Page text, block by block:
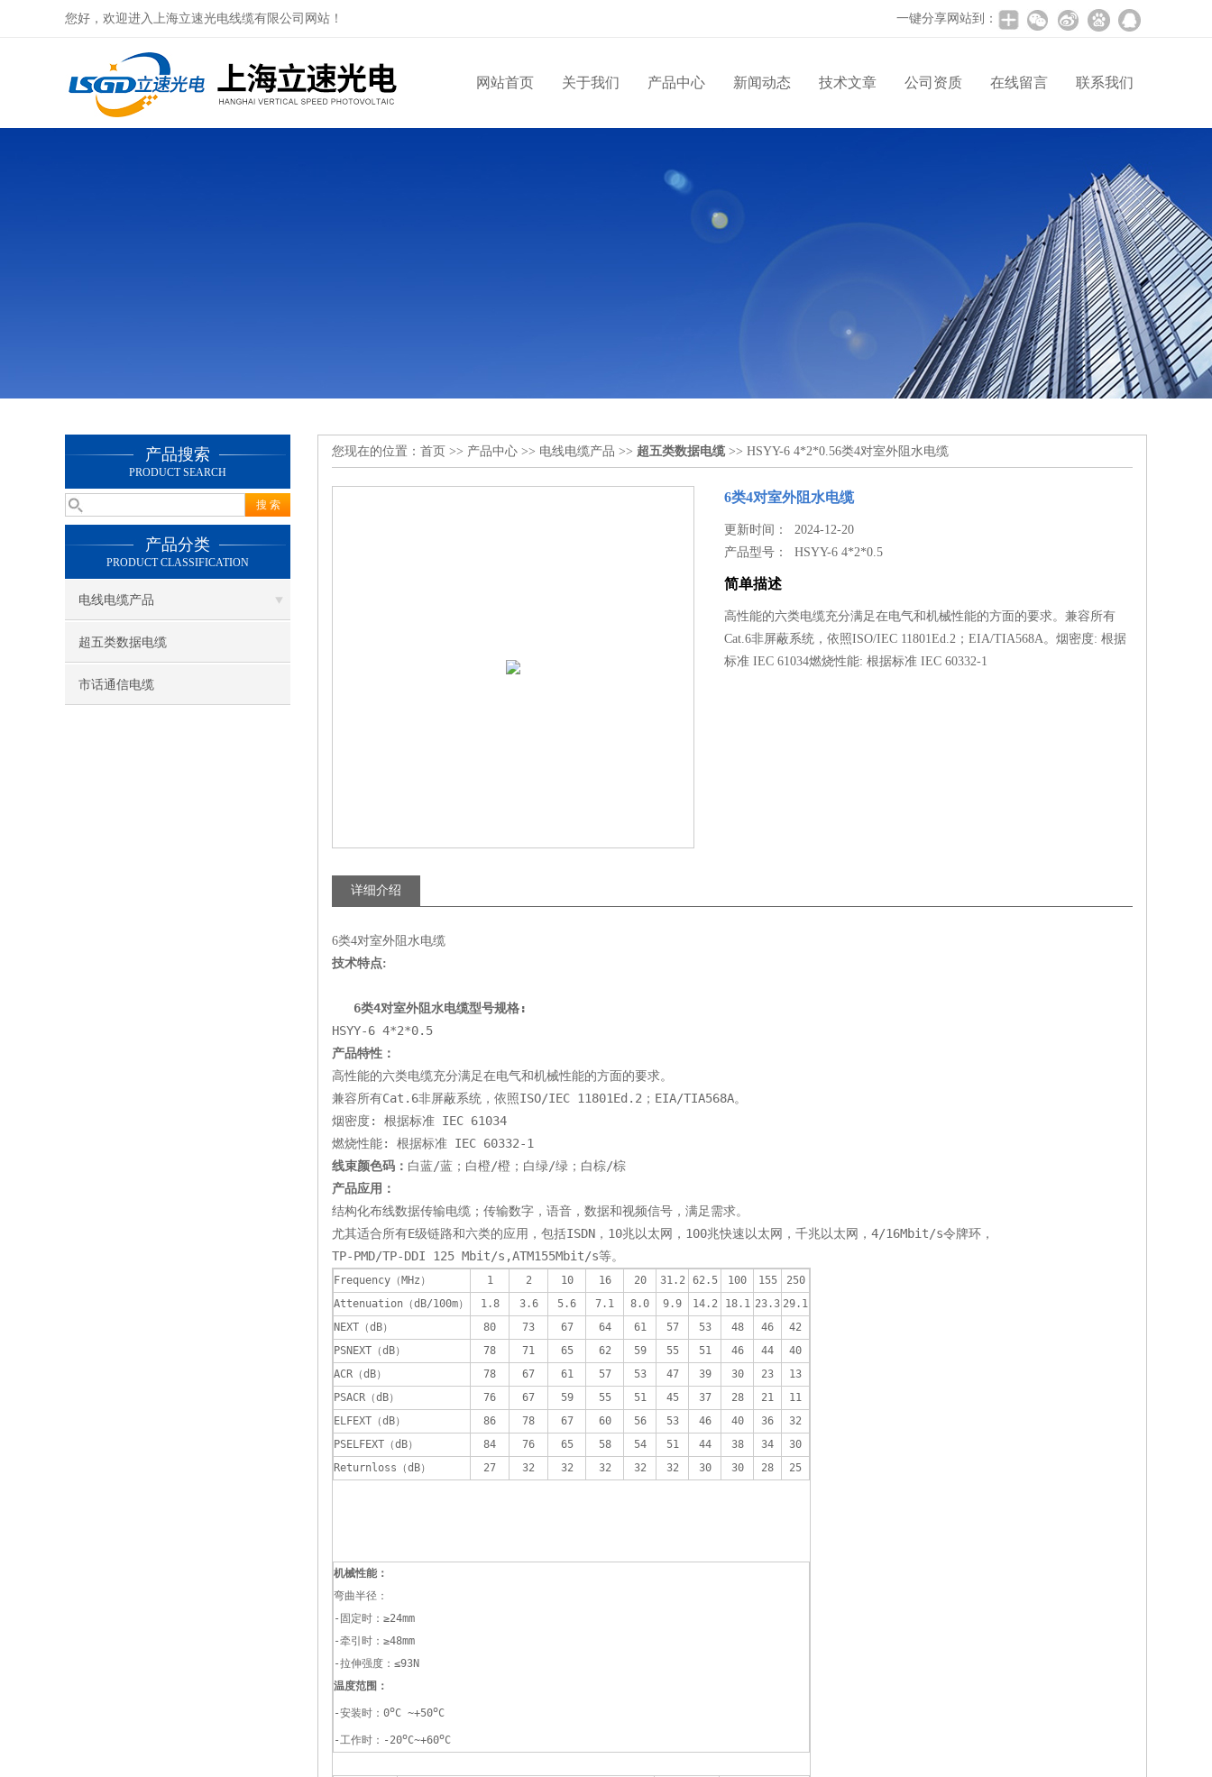
您好，欢迎进入上海立速光电线缆有限公司网站！ 一键分享网站到：
网站首页 关于我们 产品中心 新闻动态 技术文章 公司资质 在线留言 联系我们
产品搜索
PRODUCT SEARCH
产品分类
PRODUCT CLASSIFICATION
电线电缆产品
超五类数据电缆
市话通信电缆
您现在的位置： 首页 >> 产品中心 >> 电线电缆产品 >> 超五类数据电缆>> HSYY-6 4*2*0.56类4对室外阻水电缆
6类4对室外阻水电缆
更新时间： 2024-12-20
产品型号：HSYY-6 4*2*0.5
简单描述
高性能的六类电缆充分满足在电气和机械性能的方面的要求。兼容所有
Cat.6非屏蔽系统，依照ISO/IEC 11801Ed.2；EIA/TIA568A。烟密度: 根据
标准 IEC 61034燃烧性能: 根据标准 IEC 60332-1
详细介绍
6类4对室外阻水电缆
技术特点:
6类4对室外阻水电缆型号规格:
HSYY-6 4*2*0.5
产品特性：
高性能的六类电缆充分满足在电气和机械性能的方面的要求。
兼容所有Cat.6非屏蔽系统，依照ISO/IEC 11801Ed.2；EIA/TIA568A。
烟密度: 根据标准 IEC 61034
燃烧性能: 根据标准 IEC 60332-1
线束颜色码： 白蓝/蓝；白橙/橙；白绿/绿；白棕/棕
产品应用：
结构化布线数据传输电缆；传输数字，语音，数据和视频信号，满足需求。
尤其适合所有E级链路和六类的应用，包括ISDN，10兆以太网，100兆快速以太网，千兆以太网，4/16Mbit/s令牌环，
TP-PMD/TP-DDI 125 Mbit/s,ATM155Mbit/s等。
Frequency（MHz） 1 2 10 16 20 31.2 62.5 100 155
250
Attenuation（dB/100m）
1.8 3.6 5.6 7.1 8.0 9.9 14.2 18.1 23.3 29.1
NEXT（dB）
80 73 67 64 61 57 53 48 46
42
PSNEXT（dB）
78 71 65 62 59 55 51 46 44
40
ACR（dB）
78 67 61 57 53 47 39 30 23
13
PSACR（dB）
76 67 59 55 51 45 37 28 21
11
ELFEXT（dB）
86 78 67 60 56 53 46 40 36
32
PSELFEXT（dB）
84 76 65 58 54 51 44 38 34
30
Returnloss（dB）
27 32 32 32 32 32 30 30 28 25
机械性能：
弯曲半径：
-固定时：≥24mm
-牵引时：≥48mm
-拉伸强度：≤93N
温度范围：
-安装时：0oC ~+50oC
-工作时：-20oC~+60oC